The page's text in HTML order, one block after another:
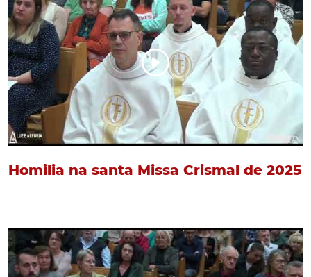
Homilia na santa Missa Crismal de 2025